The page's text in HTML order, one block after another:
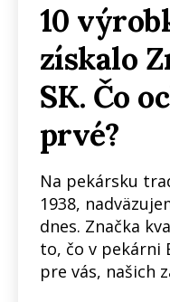
10
získalo
SK. Čo
prvé?
Na pekársku
1938,
dnes. Značka
to, čo v pekárni
pre vás, našich